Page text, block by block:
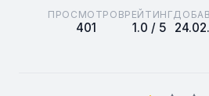
ПРОСМОТРОВ
401
РЕЙТИНГ
1.0 / 5